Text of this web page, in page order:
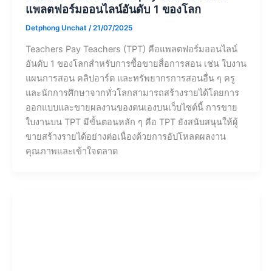
แพลตฟอร์มออนไลน์อันดับ 1 ของโลก
Detphong Unchat /21/07/2025
Teachers Pay Teachers (TPT) คือแพลตฟอร์มออนไลน์
อันดับ 1 ของโลกสำหรับการซื้อขายสื่อการสอน เช่น ใบงาน
แผนการสอน คลิปอาร์ต และทรัพยากรการสอนอื่น ๆ ครู
และนักการศึกษาจากทั่วโลกสามารถสร้างรายได้โดยการ
ออกแบบและขายผลงานของตนเองบนเว็บไซต์นี้ การขาย
ใบงานบน TPT มีขั้นตอนหลัก ๆ คือ TPT ยังสนับสนุนให้ผู้
ขายสร้างรายได้อย่างต่อเนื่องด้วยการอัปโหลดผลงาน
คุณภาพและเข้าใจตลาด